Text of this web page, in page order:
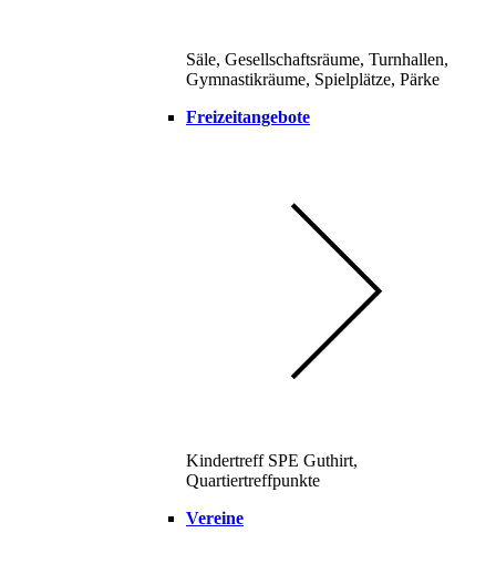
Säle, Gesellschaftsräume, Turnhallen,
Gymnastikräume, Spielplätze, Pärke
Freizeitangebote
Kindertreff SPE Guthirt,
Quartiertreffpunkte
Vereine